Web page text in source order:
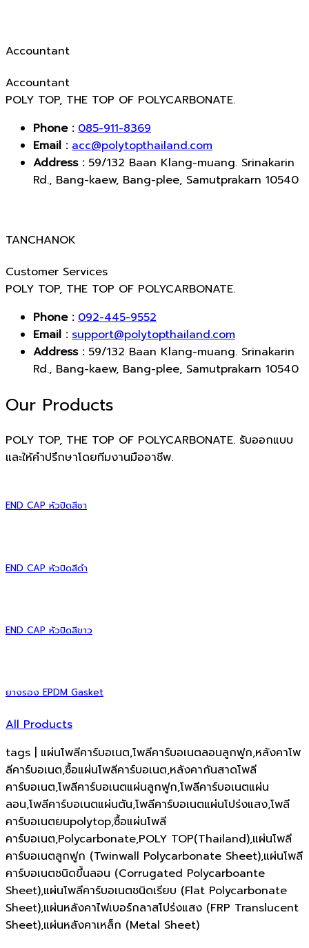
Accountant
Accountant
POLY TOP, THE TOP OF POLYCARBONATE.
Phone : 085-911-8369
Email : acc@polytopthailand.com
Address :59/132 Baan Klang-muang. Srinakarin
Rd., Bang-kaew, Bang-plee, Samutprakarn 10540
TANCHANOK
Customer Services
POLY TOP, THE TOP OF POLYCARBONATE.
Phone : 092-445-9552
Email : support@polytopthailand.com
Address :59/132 Baan Klang-muang. Srinakarin
Rd., Bang-kaew, Bang-plee, Samutprakarn 10540
Our Products
POLY TOP, THE TOP OF POLYCARBONATE. รับออกแบบ
และให้คำปรึกษาโดยทีมงานมืออาชีพ.
END CAP หัวปิดสีชา
END CAP หัวปิดสีดำ
END CAP หัวปิดสีขาว
ยางรอง EPDM Gasket
All Products
tags | แผ่นโพลีคาร์บอเนต,โพลีคาร์บอเนตลอนลูกฟูก,หลังคาโพ
ลีคาร์บอเนต,ซื้อแผ่นโพลีคาร์บอเนต,หลังคากันสาดโพลี
คาร์บอเนต,โพลีคาร์บอเนตแผ่นลูกฟูก,โพลีคาร์บอเนตแผ่น
ลอน,โพลีคาร์บอเนตแผ่นตัน,โพลีคาร์บอเนตแผ่นโปร่งแสง,โพลี
คาร์บอเนตยนpolytop,ซื้อแผ่นโพลี
คาร์บอเนต,Polycarbonate,POLY TOP(Thailand),แผ่นโพลี
คาร์บอเนตลูกฟูก (Twinwall Polycarbonate Sheet),แผ่นโพลี
คาร์บอเนตชนิดขึ้นลอน (Corrugated Polycarboante
Sheet),แผ่นโพลีคาร์บอเนตชนิดเรียบ (Flat Polycarbonate
Sheet),แผ่นหลังคาไฟเบอร์กลาสโปร่งแสง (FRP Translucent
Sheet),แผ่นหลังคาเหล็ก (Metal Sheet)